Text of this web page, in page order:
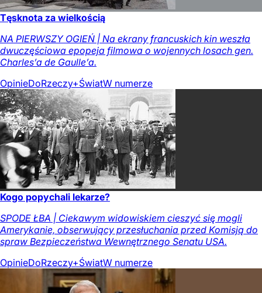
Tęsknota za wielkością
NA PIERWSZY OGIEŃ | Na ekrany francuskich kin weszła
dwuczęściowa epopeja filmowa o wojennych losach gen.
Charles’a de Gaulle’a.
OpinieDoRzeczy+ŚwiatW numerze
Kogo popychali lekarze?
SPODE ŁBA | Ciekawym widowiskiem cieszyć się mogli
Amerykanie, obserwujący przesłuchania przed Komisją do
spraw Bezpieczeństwa Wewnętrznego Senatu USA.
OpinieDoRzeczy+ŚwiatW numerze